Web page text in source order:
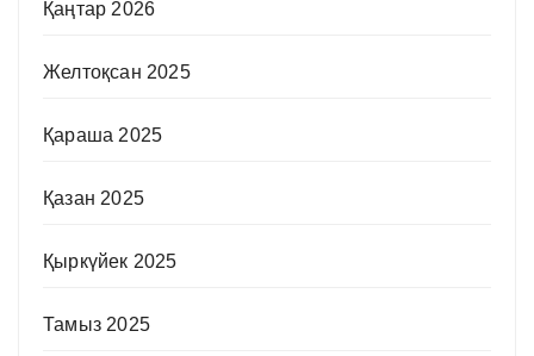
Қаңтар 2026
Желтоқсан 2025
Қараша 2025
Қазан 2025
Қыркүйек 2025
Тамыз 2025